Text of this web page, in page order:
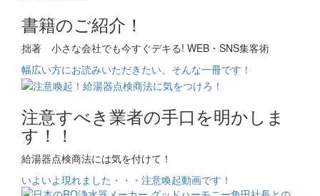
書籍のご紹介！
拙著 小さな会社でも今すぐデキる! WEB・SNS集客術
幅広い方にお読みいただきたい、そんな一冊です！
注意すべき業者の手口を明かしま
す！！
給湯器点検商法には気を付けて！
いよいよ現れました・・・注意喚起動画です！